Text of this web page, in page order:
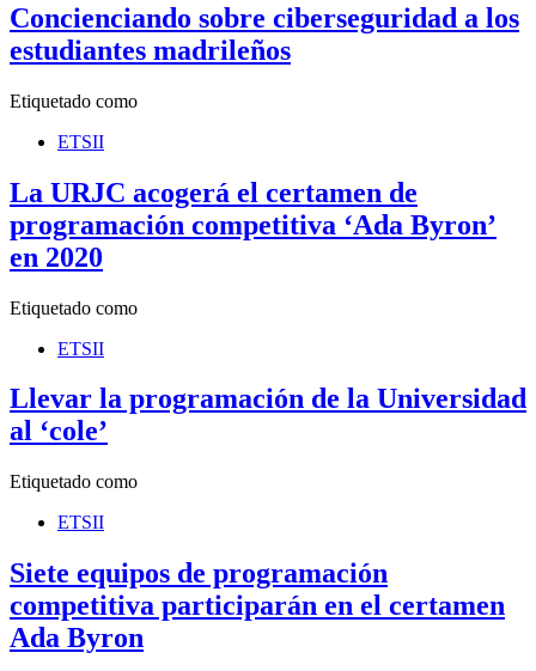
Concienciando sobre ciberseguridad a los
estudiantes madrileños
Etiquetado como
ETSII
La URJC acogerá el certamen de
programación competitiva ‘Ada Byron’
en 2020
Etiquetado como
ETSII
Llevar la programación de la Universidad
al ‘cole’
Etiquetado como
ETSII
Siete equipos de programación
competitiva participarán en el certamen
Ada Byron